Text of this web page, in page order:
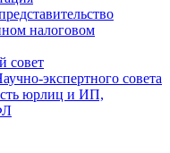
налоговом
совет
экспертного совета
юрлиц и ИП,